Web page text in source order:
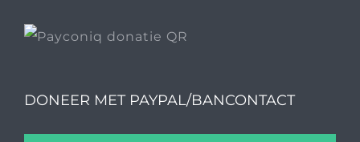
DONEER MET PAYPAL/BANCONTACT